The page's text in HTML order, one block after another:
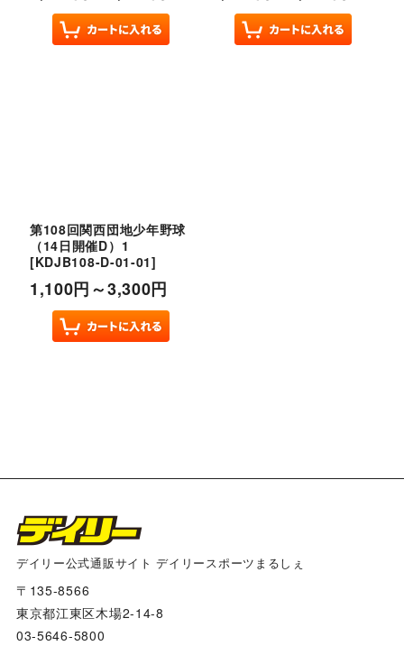
第108回関西団地少年野球
（14日開催D）1
[KDJB108-D-01-01]
1,100円～3,300円
デイリー公式通販サイト デイリースポーツまるしぇ
〒135-8566
東京都江東区木場2-14-8
03-5646-5800